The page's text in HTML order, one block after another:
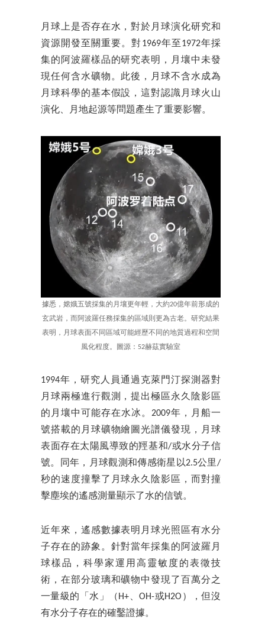
月球上是否存在水，對於月球演化研究和
資源開發至關重要。對1969年至1972年採
集的阿波羅樣品的研究表明，月壤中未發
現任何含水礦物。此後，月球不含水成為
月球科學的基本假設，這對認識月球火山
演化、月地起源等問題產生了重要影響。
據悉，嫦娥五號採集的月壤更年輕，大約20億年前形成的
玄武岩，而阿波羅任務採集的區域則更為古老。研究結果
表明，月球表面不同區域可能經歷不同的地質過程和空間
風化程度。圖源：52赫茲實驗室
1994年，研究人員通過克萊門汀探測器對
月球兩極進行觀測，提出極區永久陰影區
的月壤中可能存在水冰。2009年，月船一
號搭載的月球礦物繪圖光譜儀發現，月球
表面存在太陽風導致的羥基和/或水分子信
號。同年，月球觀測和傳感衛星以2.5公里/
秒的速度撞擊了月球永久陰影區，而對撞
擊塵埃的遙感測量顯示了水的信號。
近年來，遙感數據表明月球光照區有水分
子存在的跡象。針對當年採集的阿波羅月
球樣品，科學家運用高靈敏度的表徵技
術，在部分玻璃和礦物中發現了百萬分之
一量級的「水」（H+、OH-或H2O），但沒
有水分子存在的確鑿證據。